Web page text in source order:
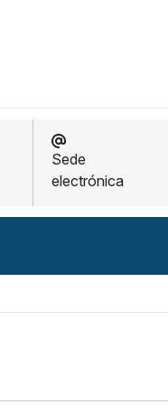
Sede
electrónica